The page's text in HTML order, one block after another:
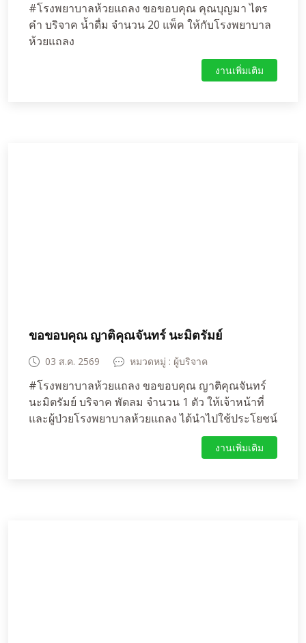
#โรงพยาบาลห้วยแถลง ขอขอบคุณ คุณบุญมา ไตร
คำ บริจาค น้ำดื่ม จำนวน 20 แพ็ค ให้กับโรงพยาบาล
ห้วยแถลง
งานเพิ่มเติม
ขอขอบคุณ ญาติคุณจันทร์ นะมิตรัมย์
03 ส.ค. 2569 หมวดหมู่ : ผู้บริจาค
#โรงพยาบาลห้วยแถลง ขอขอบคุณ ญาติคุณจันทร์
นะมิตรัมย์ บริจาค พัดลม จำนวน 1 ตัว ให้เจ้าหน้าที่
และผู้ป่วยโรงพยาบาลห้วยแถลง ได้นำไปใช้ประโยชน์
งานเพิ่มเติม